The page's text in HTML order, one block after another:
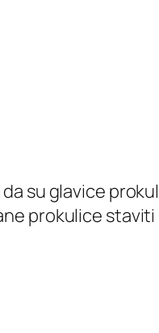
su glavice
prokulice